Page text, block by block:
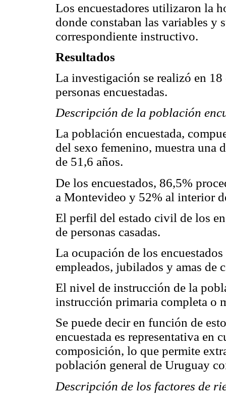
Los encuestadores utilizaron la
donde constaban las variables y
correspondiente instructivo.
Resultados
La investigación se realizó en
personas encuestadas.
Descripción de la población
La población encuestada,
del sexo femenino, muestra una
de 51,6 años.
De los encuestados, 86,5%
a Montevideo y 52% al interior
El perfil del estado civil de los
de personas casadas.
La ocupación de los
empleados, jubilados y amas de
El nivel de instrucción de la
instrucción primaria completa o
Se puede decir en función de
encuestada es representativa en
composición, lo que permite
población general de Uruguay
Descripción de los factores de